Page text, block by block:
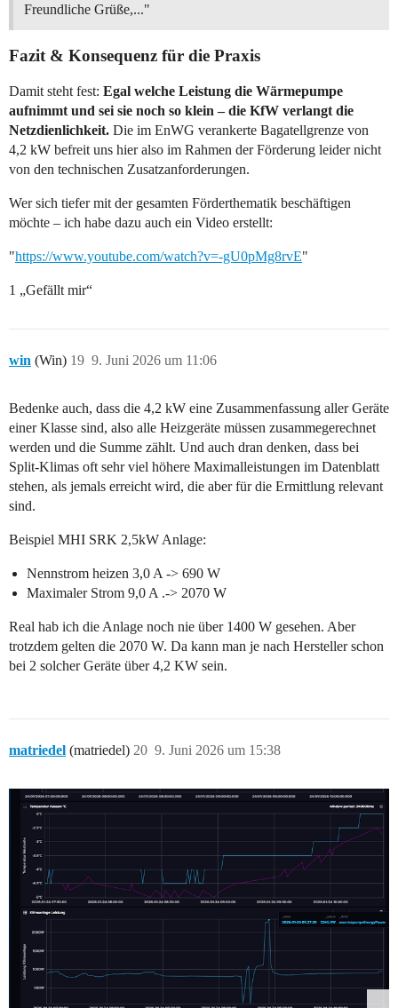
Freundliche Grüße,..."
Fazit & Konsequenz für die Praxis
Damit steht fest: Egal welche Leistung die Wärmepumpe
aufnimmt und sei sie noch so klein – die KfW verlangt die
Netzdienlichkeit. Die im EnWG verankerte Bagatellgrenze von
4,2 kW befreit uns hier also im Rahmen der Förderung leider nicht
von den technischen Zusatzanforderungen.
Wer sich tiefer mit der gesamten Förderthematik beschäftigen
möchte – ich habe dazu auch ein Video erstellt:
"https://www.youtube.com/watch?v=-gU0pMg8rvE"
1 „Gefällt mir“
win (Win) 9. Juni 2026 um 11:06
19
Bedenke auch, dass die 4,2 kW eine Zusammenfassung aller Geräte
einer Klasse sind, also alle Heizgeräte müssen zusammegerechnet
werden und die Summe zählt. Und auch dran denken, dass bei
Split-Klimas oft sehr viel höhere Maximalleistungen im Datenblatt
stehen, als jemals erreicht wird, die aber für die Ermittlung relevant
sind.
Beispiel MHI SRK 2,5kW Anlage:
Nennstrom heizen 3,0 A -> 690 W
Maximaler Strom 9,0 A .-> 2070 W
Real hab ich die Anlage noch nie über 1400 W gesehen. Aber
trotzdem gelten die 2070 W. Da kann man je nach Hersteller schon
bei 2 solcher Geräte über 4,2 KW sein.
matriedel (matriedel) 9. Juni 2026 um 15:38
20